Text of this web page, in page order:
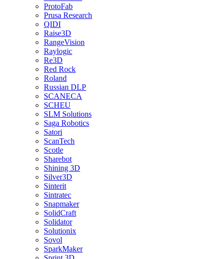
ProtoFab
Prusa Research
QIDI
Raise3D
RangeVision
Raylogic
Re3D
Red Rock
Roland
Russian DLP
SCANECA
SCHEU
SLM Solutions
Saga Robotics
Satori
ScanTech
Scotle
Sharebot
Shining 3D
Silver3D
Sinterit
Sintratec
Snapmaker
SolidCraft
Solidator
Solutionix
Sovol
SparkMaker